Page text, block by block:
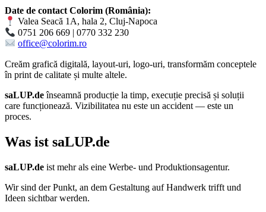
Date de contact Colorim (România):
Valea Seacă 1A, hala 2, Cluj-Napoca
0751 206 669 | 0770 332 230
office@colorim.ro
Creăm grafică digitală, layout-uri, logo-uri, transformăm conceptele
în print de calitate și multe altele.
saLUP.deînseamnă producție la timp, execuție precisă și soluții
care funcționează. Vizibilitatea nu este un accident — este un
proces.
Was ist saLUP.de
saLUP.de ist mehr als eine Werbe- und Produktionsagentur.
Wir sind der Punkt, an dem Gestaltung auf Handwerk trifft und
Ideen sichtbar werden.